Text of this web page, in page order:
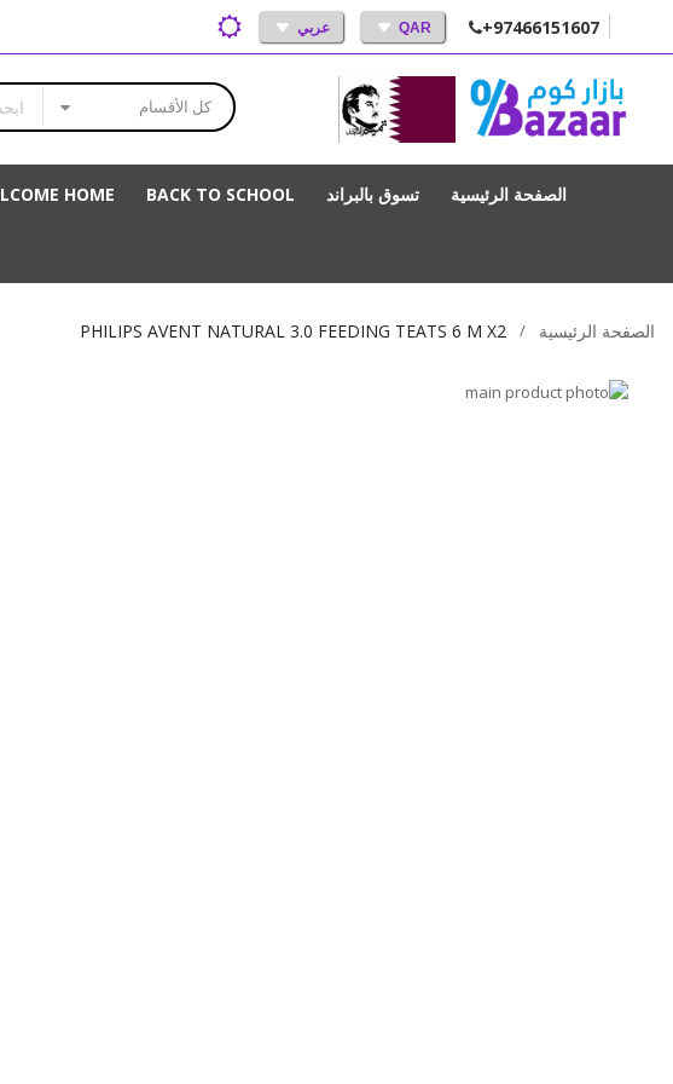
+97466151607
QAR عربي
كل الأقسام
الصفحة الرئيسية تسوق بالبراند BACK TO SCHOOL
HOME
الصفحة الرئيسية PHILIPS AVENT NATURAL 3.0 FEEDING TEATS 6 M X2
انتقل